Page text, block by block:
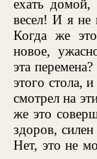
ехать домой,
весел! И я не
Когда же
новое,
эта
этого стола,
смотрел на
же это
здоров,
Нет, это не